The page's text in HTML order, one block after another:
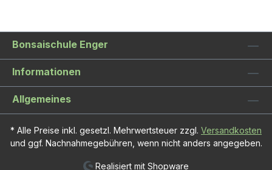
Bonsaischule Enger
Informationen
Allgemeines
* Alle Preise inkl. gesetzl. Mehrwertsteuer zzgl. Versandkosten
und ggf. Nachnahmegebühren, wenn nicht anders angegeben.
Realisiert mit Shopware